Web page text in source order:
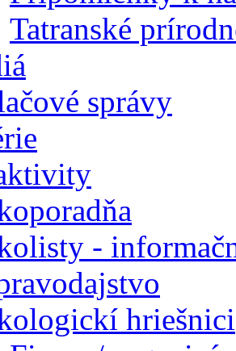
Tatranské
správy
-
hriešnici